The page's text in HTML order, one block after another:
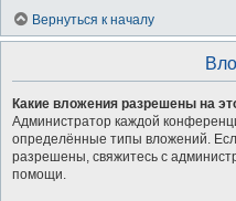
Вернуться к началу
Какие вложения разрешены на
Администратор каждой
определённые типы вложений.
разрешены, свяжитесь с
помощи.